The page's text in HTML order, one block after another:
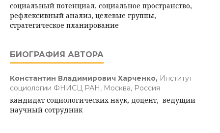
социальный потенциал, социальное пространство,
рефлексивный анализ, целевые группы,
стратегическое планирование
БИОГРАФИЯ АВТОРА
Константин Владимирович Харченко, Институт
социологии ФНИСЦ РАН, Москва, Россия
кандидат социологических наук, доцент, ведущий
научный сотрудник